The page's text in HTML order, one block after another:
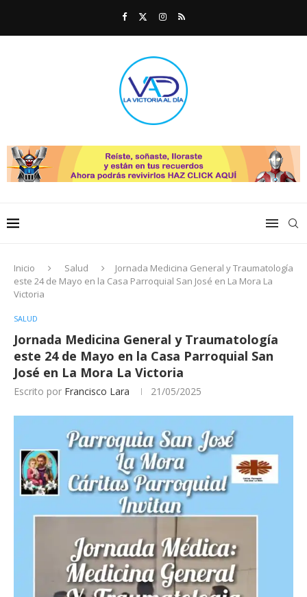
Inicio Salud
Jornada Medicina General y Traumatología
este 24 de Mayo en la Casa Parroquial San José en La Mora La
Victoria
SALUD
Jornada Medicina General y Traumatología
este 24 de Mayo en la Casa Parroquial San
José en La Mora La Victoria
Escrito por Francisco Lara 21/05/2025